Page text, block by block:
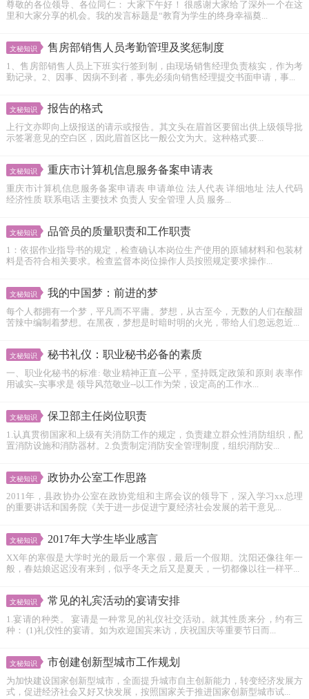
尊敬的各位领导、各位同仁： 大家下午好！ 很感谢大家给了深外一个在这
里和大家分享的机会。我的发言标题是“教育为学生的终身幸福奠...
文秘知识 售房部销售人员考勤管理及奖惩制度
1、售房部销售人员上下班实行签到制，由现场销售经理负责核实，作为考
勤记录。2、因事、因病不到者，事先必须向销售经理提交书面申请，事...
文秘知识 报告的格式
上行文亦即向上级报送的请示或报告。其文头在眉首区要留出供上级领导批
示签署意见的空白区，因此眉首区比一般公文为大。这种格式要...
文秘知识 重庆市计算机信息服务备案申请表
重庆市计算机信息服务备案申请表 申请单位 法人代表 详细地址 法人代码
经济性质 联系电话 主要技术 负责人 安全管理 人员 服务...
文秘知识 品管员的质量职责和工作职责
1：依据作业指导书的规定，检查确认本岗位生产使用的原辅材料和包装材
料是否符合相关要求。检查监督本岗位操作人员按照规定要求操作...
文秘知识 我的中国梦：前进的梦
每个人都拥有一个梦，平凡而不平庸。梦想，从古至今，无数的人们在酸甜
苦辣中编制着梦想。在黑夜，梦想是时暗时明的火光，带给人们忽远忽近...
文秘知识 秘书礼仪：职业秘书必备的素质
一、职业化秘书的标准: 敬业精神正直--公平，坚持既定政策和原则 表率作
用诚实--实事求是 领导风范敬业--以工作为荣，设定高的工作水...
文秘知识 保卫部主任岗位职责
1.认真贯彻国家和上级有关消防工作的规定，负责建立群众性消防组织，配
置消防设施和消防器材。2.负责制定消防安全管理制度，组织消防安...
文秘知识 政协办公室工作思路
2011年，县政协办公室在政协党组和主席会议的领导下，深入学习xx总理
的重要讲话和国务院《关于进一步促进宁夏经济社会发展的若干意见...
文秘知识 2017年大学生毕业感言
XX年的寒假是大学时光的最后一个寒假，最后一个假期。沈阳还像往年一
般，春姑娘迟迟没有来到，似乎冬天之后又是夏天，一切都像以往一样平...
文秘知识 常见的礼宾活动的宴请安排
1.宴请的种类。 宴请是一种常见的礼仪社交活动。就其性质来分，约有三
种： (1)礼仪性的宴请。如为欢迎国宾来访，庆祝国庆等重要节日而...
文秘知识 市创建创新型城市工作规划
为加快建设国家创新型城市，全面提升城市自主创新能力，转变经济发展方
式，促进经济社会又好又快发展，按照国家关于推进国家创新型城市试...